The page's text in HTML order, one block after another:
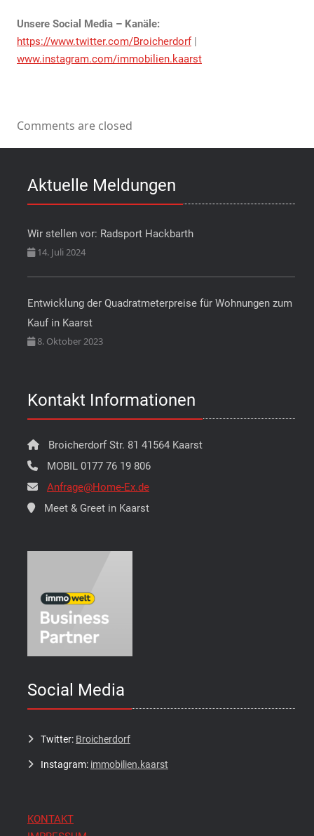
Unsere Social Media – Kanäle:
https://www.twitter.com/Broicherdorf|
www.instagram.com/immobilien.kaarst
Comments are closed
Aktuelle Meldungen
Wir stellen vor: Radsport Hackbarth
14. Juli 2024
Entwicklung der Quadratmeterpreise für Wohnungen zum
Kauf in Kaarst
8. Oktober 2023
Kontakt Informationen
Broicherdorf Str. 81 41564 Kaarst
MOBIL 0177 76 19 806
Anfrage@Home-Ex.de
Meet & Greet in Kaarst
Social Media
Twitter: Broicherdorf
Instagram: immobilien.kaarst
KONTAKT